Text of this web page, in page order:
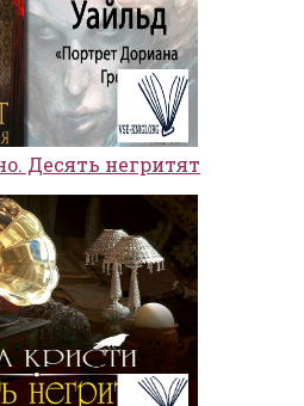
Десять негритят